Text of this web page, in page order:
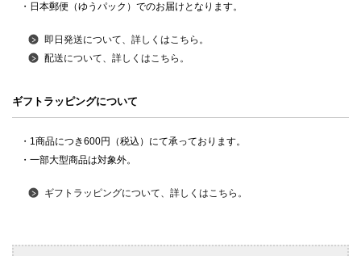
・日本郵便（ゆうパック）でのお届けとなります。
即日発送について、詳しくはこちら。
配送について、詳しくはこちら。
ギフトラッピングについて
・1商品につき600円（税込）にて承っております。
・一部大型商品は対象外。
ギフトラッピングについて、詳しくはこちら。